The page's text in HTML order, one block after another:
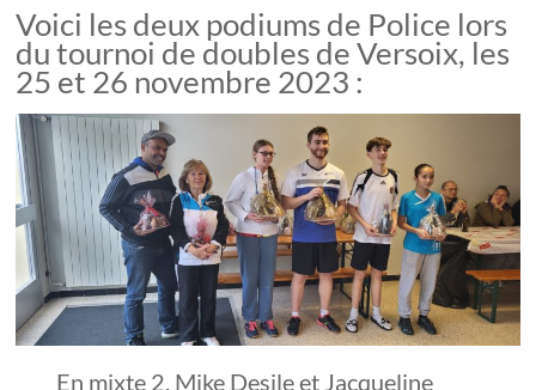
Voici les deux podiums de Police lors
du tournoi de doubles de Versoix, les
25 et 26 novembre 2023 :
En mixte 2, Mike Desile et Jacqueline